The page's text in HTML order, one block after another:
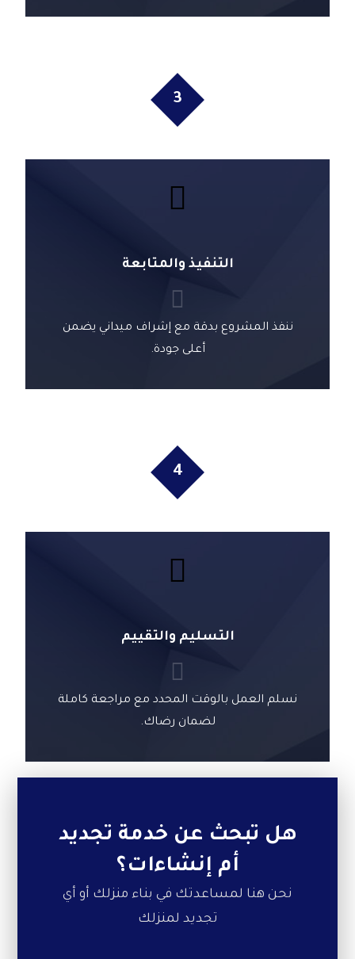
3
التنفيذ والمتابعة
ننفذ المشروع بدقة مع إشراف ميداني يضمن
أعلى جودة.
4
التسليم والتقييم
نسلم العمل بالوقت المحدد مع مراجعة كاملة
لضمان رضاك.
هل تبحث عن خدمة تجديد
أم إنشاءات؟
نحن هنا لمساعدتك في بناء منزلك أو أي
تجديد لمنزلك